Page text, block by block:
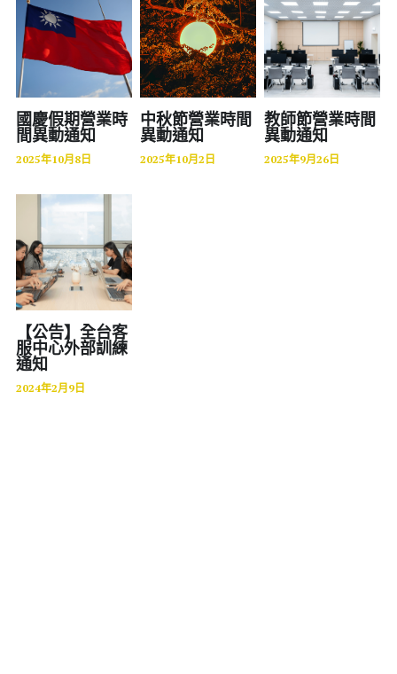
國慶假期營業時
間異動通知
2025年10月8日
中秋節營業時間
異動通知
2025年10月2日
教師節營業時間
異動通知
2025年9月26日
【公告】全台客
服中心外部訓練
通知
2024年2月9日
製造業 工業4
IFRS
基本工資
CRM客戶關係管理
固定資產
食品加工
財團法人
WMS